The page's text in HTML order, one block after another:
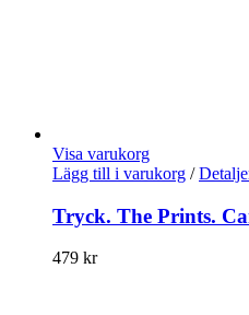
Visa varukorg
Lägg till i varukorg /
Tryck. The Prints.
479 kr